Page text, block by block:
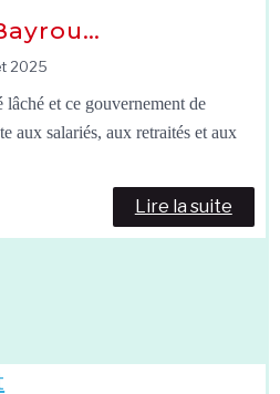
2025
et ce gouvernement de
aux salariés, aux retraités et aux
Lire la suite